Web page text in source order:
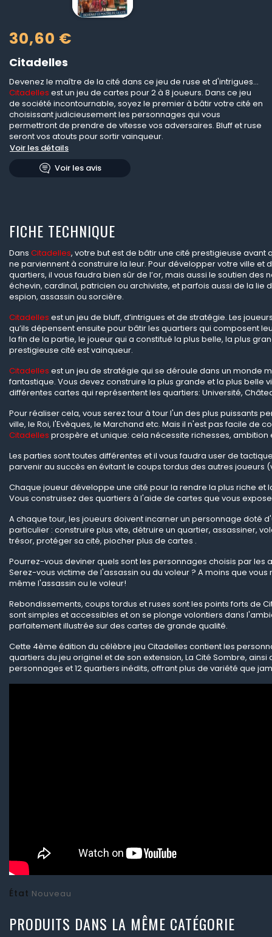
30,60 €
Citadelles
Devenez le maître de la cité dans ce jeu de ruse et d'intrigues...
Citadelles est un jeu de cartes pour 2 à 8 joueurs. Dans ce jeu
de société incontournable, soyez le premier à bâtir votre cité en
choisissant judicieusement les personnages qui vous
permettront de prendre de vitesse vos adversaires. Bluff et ruse
seront vos atouts pour sortir vainqueur.
Voir les détails
Voir les avis
FICHE TECHNIQUE
Dans Citadelles, votre but est de bâtir une cité prestigieuse avant
ne parviennent à construire la leur. Pour développer votre ville et
quartiers, il vous faudra bien sûr de l’or, mais aussi le soutien des
échevin, cardinal, patricien ou archiviste, et parfois aussi de la lie
espion, assassin ou sorcière.
Citadelles est un jeu de bluff, d’intrigues et de stratégie. Les
qu’ils dépensent ensuite pour bâtir les quartiers qui composent
la fin de la partie, le joueur qui a constitué la plus belle, la plus
prestigieuse cité est vainqueur.
Citadelles est un jeu de stratégie qui se déroule dans un monde
fantastique. Vous devez construire la plus grande et la plus belle
différentes cartes qui représentent les quartiers: Université,
Pour réaliser cela, vous serez tour à tour l'un des plus puissants
ville, le Roi, l'Evèques, le Marchand etc. Mais il n'est pas facile de
Citadelles prospère et unique: cela nécessite richesses, ambition
Les parties sont toutes différentes et il vous faudra user de
parvenir au succès en évitant le coups tordus des autres joueurs
Chaque joueur développe une cité pour la rendre la plus riche et
Vous construisez des quartiers à l'aide de cartes que vous
A chaque tour, les joueurs doivent incarner un personnage doté
particulier : construire plus vite, détruire un quartier, assassiner,
trésor, protéger sa cité, piocher plus de cartes .
Pourrez-vous deviner quels sont les personnages choisis par les
Serez-vous victime de l'assassin ou du voleur ? A moins que vous
même l'assassin ou le voleur!
Rebondissements, coups tordus et ruses sont les points forts de
sont simples et accessibles et on se plonge volontiers dans
parfaitement illustrée sur des cartes de grande qualité.
Cette 4ème édition du célèbre jeu Citadelles contient les
quartiers du jeu originel et de son extension, La Cité Sombre, ainsi
personnages et 12 quartiers inédits, offrant plus de variété que
État Nouveau
PRODUITS DANS LA MÊME CATÉGORIE